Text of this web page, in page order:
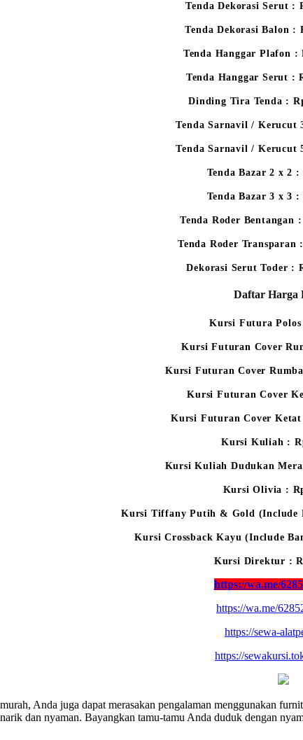
Tenda Dekorasi Serut :
Tenda Dekorasi Balon :
Tenda Hanggar Plafon :
Tenda Hanggar Serut :
Dinding Tira Tenda :
Tenda Sarnavil / Kerucut
Tenda Sarnavil / Kerucut
Tenda Bazar 2 x 2 :
Tenda Bazar 3 x 3 :
Tenda Roder Bentangan
Tenda Roder Transparan
Dekorasi Serut Toder :
Daftar Harga
Kursi Futura Polos
Kursi Futuran Cover
Kursi Futuran Cover
Kursi Futuran Cover
Kursi Futuran Cover
Kursi Kuliah :
Kursi Kuliah Dudukan
Kursi Olivia :
Kursi Tiffany Putih & Gold (Include
Kursi Crossback Kayu (Include
Kursi Direktur :
https://wa.me/
https://wa.me/
https://sewa-
https://
Anda juga dapat merasakan pengalaman menggunakan
dan nyaman. Bayangkan tamu-tamu Anda duduk dengan